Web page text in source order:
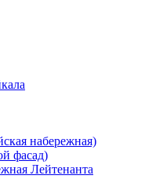
набережная)
фасад)
Лейтенанта